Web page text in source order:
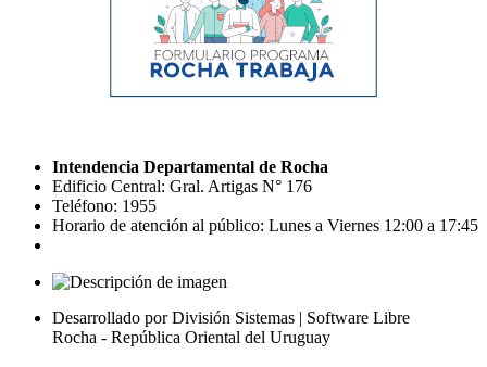
Intendencia Departamental de Rocha
Edificio Central: Gral. Artigas N° 176
Teléfono: 1955
Horario de atención al público: Lunes a Viernes 12:00 a 17:45
Desarrollado por División Sistemas | Software Libre
Rocha - República Oriental del Uruguay